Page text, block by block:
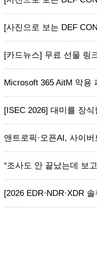
[사진으로 보는 DEF
[카드뉴스] 무료 선물 링
Microsoft 365 AitM 악용
[ISEC 2026] 대미를 장
앤트로픽·오픈AI, 사이
“조사도 안 끝났는데 보
[2026 EDR·NDR·XDR